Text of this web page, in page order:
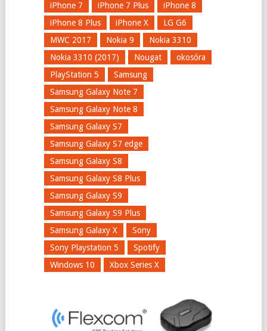
iPhone 7
iPhone 7 Plus
iPhone 8
iPhone 8 Plus
iPhone X
LG G6
MWC 2017
Nokia 9
Nokia 3310
Nokia 3310 (2017)
Nougat
okosóra
PlayStation 5
Samsung
Samsung Galaxy Note 7
Samsung Galaxy Note 8
Samsung Galaxy S7
Samsung Galaxy S7 edge
Samsung Galaxy S8
Samsung Galaxy S8 Plus
Samsung Galaxy S9
Samsung Galaxy S9 Plus
Samsung Galaxy X
Sony
Sony Playstation 5
Spotify
Windows 10
Xbox Series X